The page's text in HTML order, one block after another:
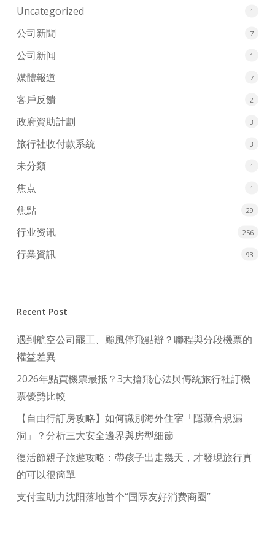
Uncategorized 1
公司新聞 7
公司新闻 1
媒體報道 7
客戶反饋 2
政府資助計劃 3
旅行社收付款系統 3
未分類 1
焦点 1
焦點 29
行业资讯 256
行業資訊 93
Recent Post
遇到航空公司罷工、颱風停飛點辦？聯程與分段機票的
權益差異
2026年點買機票最抵？3大搶飛心法與傳統旅行社訂機
票優勢比較
【自由行訂房攻略】如何識別海外住宿「隱藏合規漏
洞」？分析三大安全邊界與房型細節
復活節親子旅遊攻略：帶孩子出走幾天，才發現旅行真
的可以很簡單
支付宝助力沈阳落地首个“国际友好消费商圈”